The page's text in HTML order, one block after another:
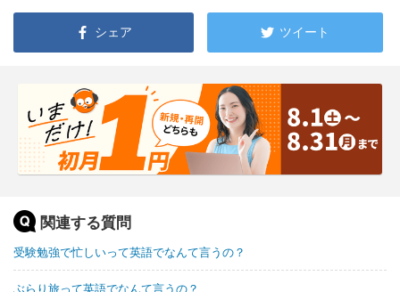
シェア ツイート
関連する質問
受験勉強で忙しいって英語でなんて言うの？
ぶらり旅って英語でなんて言うの？